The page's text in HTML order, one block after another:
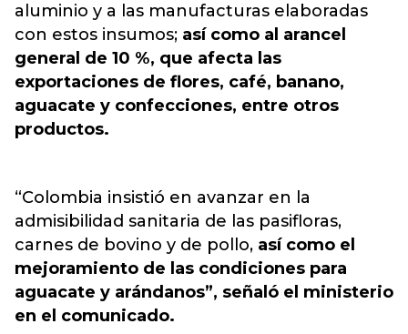
aluminio y a las manufacturas elaboradas
con estos insumos; así como al arancel
general de 10 %, que afecta las
exportaciones de flores, café, banano,
aguacate y confecciones, entre otros
productos.
“Colombia insistió en avanzar en la
admisibilidad sanitaria de las pasifloras,
carnes de bovino y de pollo, así como el
mejoramiento de las condiciones para
aguacate y arándanos”, señaló el ministerio
en el comunicado.